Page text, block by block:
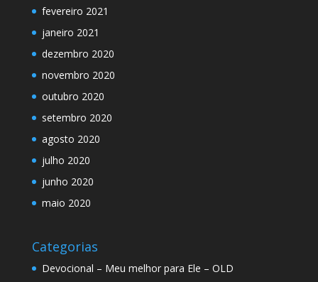
fevereiro 2021
janeiro 2021
dezembro 2020
novembro 2020
outubro 2020
setembro 2020
agosto 2020
julho 2020
junho 2020
maio 2020
Categorias
Devocional – Meu melhor para Ele – OLD